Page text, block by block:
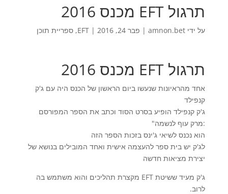
תרגול EFT מכנס 2016
על ידי amnon.bet
| פבר 24, 2016 |
EFT
, ספריית תוכן
תרגול EFT מכנס 2016
אחד מהראיונות שנעשו ביום הראשון של הכנס היה עם ג'ק
קנפילד
ג'ק קנפילד הופיע בסרט הסוד וכתב את הספר המפורסם
:מרק עוף לנשמה"
הוא נכנס לשיאי ג'ינס בזכות הספר הזה
לג'ק יש בית ספר להעצמה אישית ואחד המובילים בנושא של
יצירת מציאות חדשה
ג'ק מעיד ששיטת EFT מקצרת תהליכים והוא משתמש בה
לרוב.